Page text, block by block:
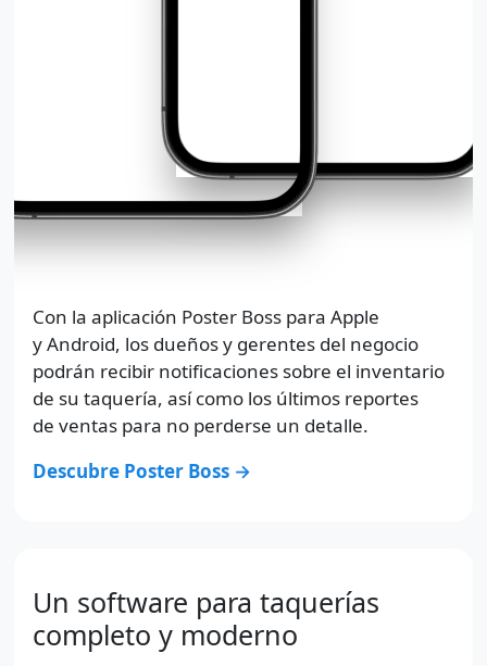
Con la aplicación Poster Boss para Apple
y Android, los dueños y gerentes del negocio
podrán recibir notificaciones sobre el inventario
de su taquería, así como los últimos reportes
de ventas para no perderse un detalle.
Descubre Poster Boss →
Un software para taquerías
completo y moderno